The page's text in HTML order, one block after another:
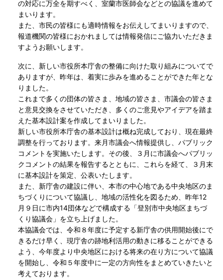
の対応に万全を期すべく、室蘭市医師会などとの協議を進めて
まいります。
また、市民の皆様にも適時情報をお伝えしてまいりますので、
報道機関の皆様におかれましては情報発信にご協力いただきま
すようお願いします。
次に、新しい市役所本庁舎の整備に向けた取り組みについてで
ありますが、昨年は、着実に歩みを進めることができた年とな
りました。
これまで多くの団体の皆さま、地域の皆さま、市議会の皆さま
と意見交換をさせていただき、多くのご意見やアイデアを踏ま
えた基本設計案を作成してまいりました。
新しい市役所本庁舎の基本設計は概ね完成しており、現在最終
調整を行っております。来月市議会へ情報提供し、パブリック
コメントを実施いたします。その後、３月に市議会へパブリッ
クコメントの結果を報告するとともに、これらを経て、３月末
に基本設計を策定、公表いたします。
また、新庁舎の建設に伴い、本市の中心地である中央地区のま
ちづくりについて協議し、地域の活性化を図るため、昨年12
月９日に市内14団体などで構成する「登別市中央地区まちづ
くり協議会」を立ち上げました。
本協議会では、令和８年度に予定する新庁舎の供用開始後にで
きるだけ早く、現庁舎の跡地利活用の動きに移ることができる
よう、今年度より中央地区における将来の在り方について協議
を開始し、令和５年度中に一定の方向性をまとめていきたいと
考えております。